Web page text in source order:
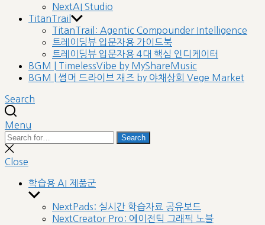
NextAI Studio
TitanTrail
TitanTrail: Agentic Compounder Intelligence
트레이딩뷰 입문자용 가이드북
트레이딩뷰 입문자용 4대 핵심 인디케이터
BGM | TimelessVibe by MyShareMusic
BGM | 썸머 드라이브 재즈 by 야채상회 Vege Market
Search
Menu
Search
for:
Search
Close
search
Close
학습용 AI 제품군
Show
sub
menu
NextPads: 실시간 학습자료 공유보드
NextCreator Pro: 에이전틱 그래픽 노블